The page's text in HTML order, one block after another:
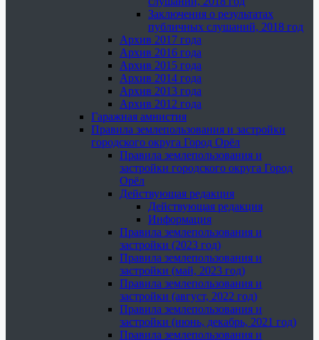
Заключения о результатах
публичных слушаний, 2018 год
Архив 2017 года
Архив 2016 года
Архив 2015 года
Архив 2014 года
Архив 2013 года
Архив 2012 года
Гаражная амнистия
Правила землепользования и застройки
городского округа Город Орёл
Правила землепользования и
застройки городского округа Город
Орёл
Действующая редакция
Действующая редакция
Информация
Правила землепользования и
застройки (2023 год)
Правила землепользования и
застройки (май, 2023 год)
Правила землепользования и
застройки (август, 2022 год)
Правила землепользования и
застройки (июнь, декабрь, 2021 год)
Правила землепользования и